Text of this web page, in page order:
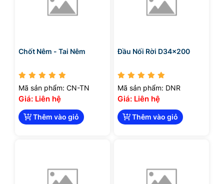
Chốt Nêm - Tai Nêm
Mã sản phẩm: CN-TN
Giá: Liên hệ
Thêm vào giỏ
Đầu Nối Rời D34x200
Mã sản phẩm: DNR
Giá: Liên hệ
Thêm vào giỏ